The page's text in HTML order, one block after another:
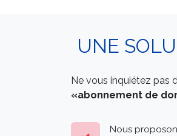
UNE
Ne vous inquiétez pas
«abonnement de
Nous